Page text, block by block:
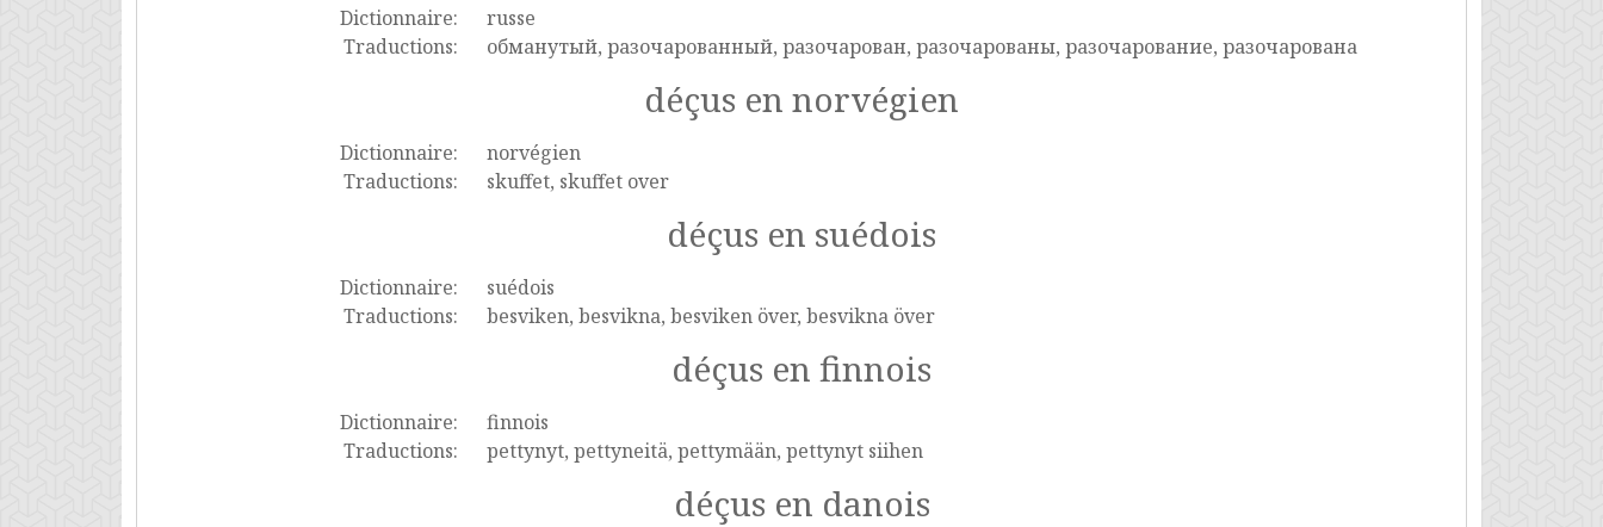
Dictionnaire:
russe
Traductions:
обманутый, разочарованный, разочарован, разочарованы, разочарование, разочарована
déçus en norvégien
Dictionnaire:
norvégien
Traductions:
skuffet, skuffet over
déçus en suédois
Dictionnaire:
suédois
Traductions:
besviken, besvikna, besviken över, besvikna över
déçus en finnois
Dictionnaire:
finnois
Traductions:
pettynyt, pettyneitä, pettymään, pettynyt siihen
déçus en danois